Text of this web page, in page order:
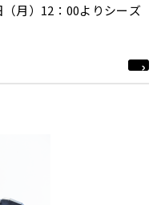
月）12：00よりシーズ